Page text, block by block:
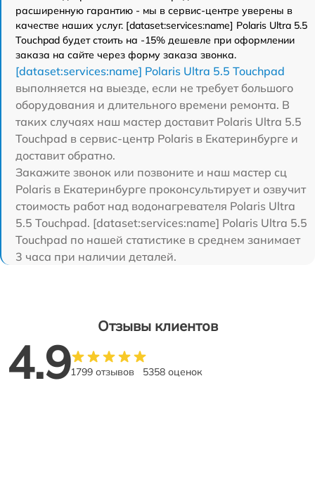
расширенную гарантию - мы в сервис-центре уверены в
качестве наших услуг. [dataset:services:name] Polaris Ultra 5.5
Touchpad будет стоить на -15% дешевле при оформлении
заказа на сайте через форму заказа звонка.
[dataset:services:name] Polaris Ultra 5.5 Touchpad
выполняется на выезде, если не требует большого
оборудования и длительного времени ремонта. В
таких случаях наш мастер доставит Polaris Ultra 5.5
Touchpad в сервис-центр Polaris в Екатеринбурге и
доставит обратно.
Закажите звонок или позвоните и наш мастер сц
Polaris в Екатеринбурге проконсультирует и озвучит
стоимость работ над водонагревателя Polaris Ultra
5.5 Touchpad. [dataset:services:name] Polaris Ultra 5.5
Touchpad по нашей статистике в среднем занимает
3 часа при наличии деталей.
Отзывы клиентов
4.91799 отзывов 5358 оценок